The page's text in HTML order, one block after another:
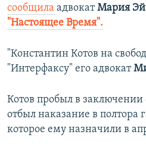
сообщила адвокатМария
"Настоящее Время".
"Константин Котов на
"Интерфаксу" его адвокат
Котов пробыл в
отбыл наказание в полтора
которое ему назначили в